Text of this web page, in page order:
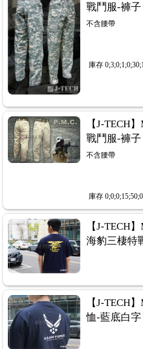
戰鬥服-褲子
不含腰帶
庫存
【J-TECH
戰鬥服-褲
不含腰帶
庫存
【J-TECH
海豹三棲特
【J-TECH
恤-藍底白字